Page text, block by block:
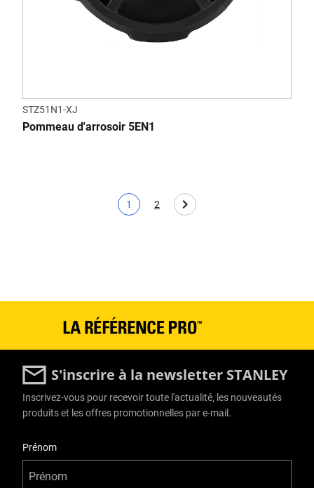
STZ51N1-XJ
Pommeau d'arrosoir 5EN1
Page actuelle
1
Page
2
S'inscrire à la newsletter STANLEY
Inscrivez-vous pour recevoir toute l'actualité, les nouveautés
produits et les offres promotionnelles par e-mail.
Prénom